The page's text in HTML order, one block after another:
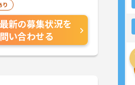
り
最新の募集状況を
問い合わせる